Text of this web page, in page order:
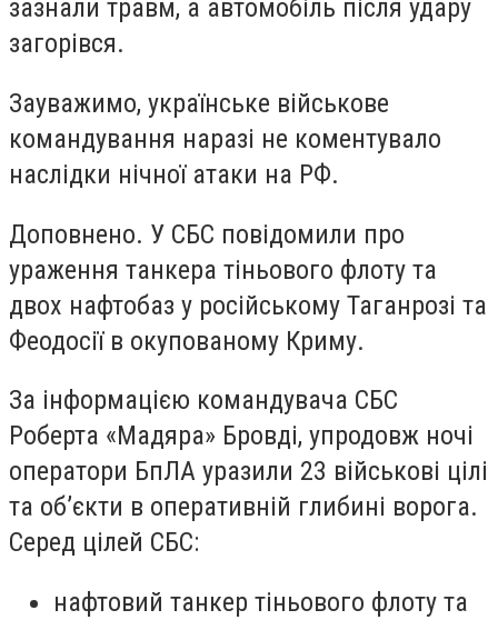
зазнали травм, а автомобіль після удару
загорівся.
Зауважимо, українське військове
командування наразі не коментувало
наслідки нічної атаки на РФ.
Доповнено. У СБС повідомили про
ураження танкера тіньового флоту та
двох нафтобаз у російському Таганрозі та
Феодосії в окупованому Криму.
За інформацією командувача СБС
Роберта «Мадяра» Бровді, упродовж ночі
оператори БпЛА уразили 23 військові цілі
та обʼєкти в оперативній глибині ворога.
Серед цілей СБС:
нафтовий танкер тіньового флоту та